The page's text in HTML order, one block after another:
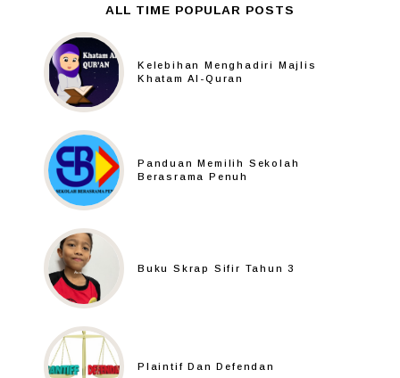
ALL TIME POPULAR POSTS
Kelebihan Menghadiri Majlis
Khatam Al-Quran
Panduan Memilih Sekolah
Berasrama Penuh
Buku Skrap Sifir Tahun 3
Plaintif Dan Defendan